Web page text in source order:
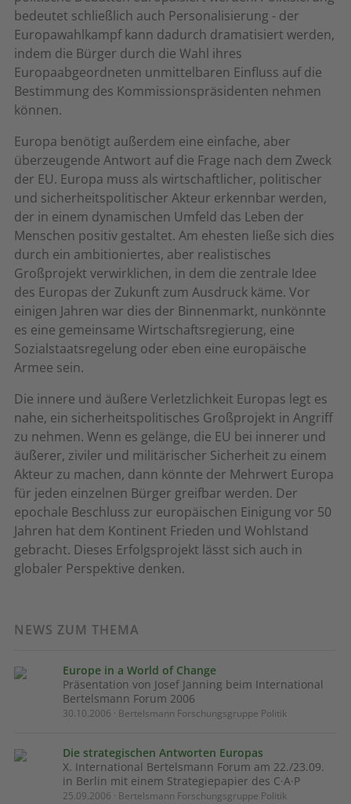
bedeutet schließlich auch Personalisierung - der
Europawahlkampf kann dadurch dramatisiert werden,
indem die Bürger durch die Wahl ihres
Europaabgeordneten unmittelbaren Einfluss auf die
Bestimmung des Kommissionspräsidenten nehmen
können.
Europa benötigt außerdem eine einfache, aber
überzeugende Antwort auf die Frage nach dem Zweck
der EU. Europa muss als wirtschaftlicher, politischer
und sicherheitspolitischer Akteur erkennbar werden,
der in einem dynamischen Umfeld das Leben der
Menschen positiv gestaltet. Am ehesten ließe sich dies
durch ein ambitioniertes, aber realistisches
Großprojekt verwirklichen, in dem die zentrale Idee
des Europas der Zukunft zum Ausdruck käme. Vor
einigen Jahren war dies der Binnenmarkt, nunkönnte
es eine gemeinsame Wirtschaftsregierung, eine
Sozialstaatsregelung oder eben eine europäische
Armee sein.
Die innere und äußere Verletzlichkeit Europas legt es
nahe, ein sicherheitspolitisches Großprojekt in Angriff
zu nehmen. Wenn es gelänge, die EU bei innerer und
äußerer, ziviler und militärischer Sicherheit zu einem
Akteur zu machen, dann könnte der Mehrwert Europa
für jeden einzelnen Bürger greifbar werden. Der
epochale Beschluss zur europäischen Einigung vor 50
Jahren hat dem Kontinent Frieden und Wohlstand
gebracht. Dieses Erfolgsprojekt lässt sich auch in
globaler Perspektive denken.
NEWS ZUM THEMA
Europe in a World of Change
Präsentation von Josef Janning beim International
Bertelsmann Forum 2006
30.10.2006 · Bertelsmann Forschungsgruppe Politik
Die strategischen Antworten Europas
X. International Bertelsmann Forum am 22./23.09.
in Berlin mit einem Strategiepapier des C·A·P
25.09.2006 · Bertelsmann Forschungsgruppe Politik